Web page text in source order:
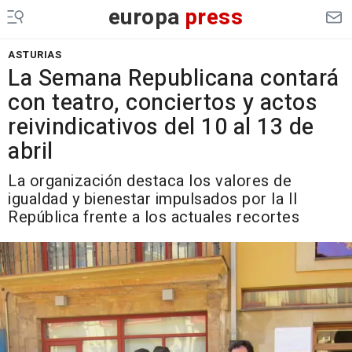
europa press
ASTURIAS
La Semana Republicana contará
con teatro, conciertos y actos
reivindicativos del 10 al 13 de
abril
La organización destaca los valores de
igualdad y bienestar impulsados por la II
República frente a los actuales recortes